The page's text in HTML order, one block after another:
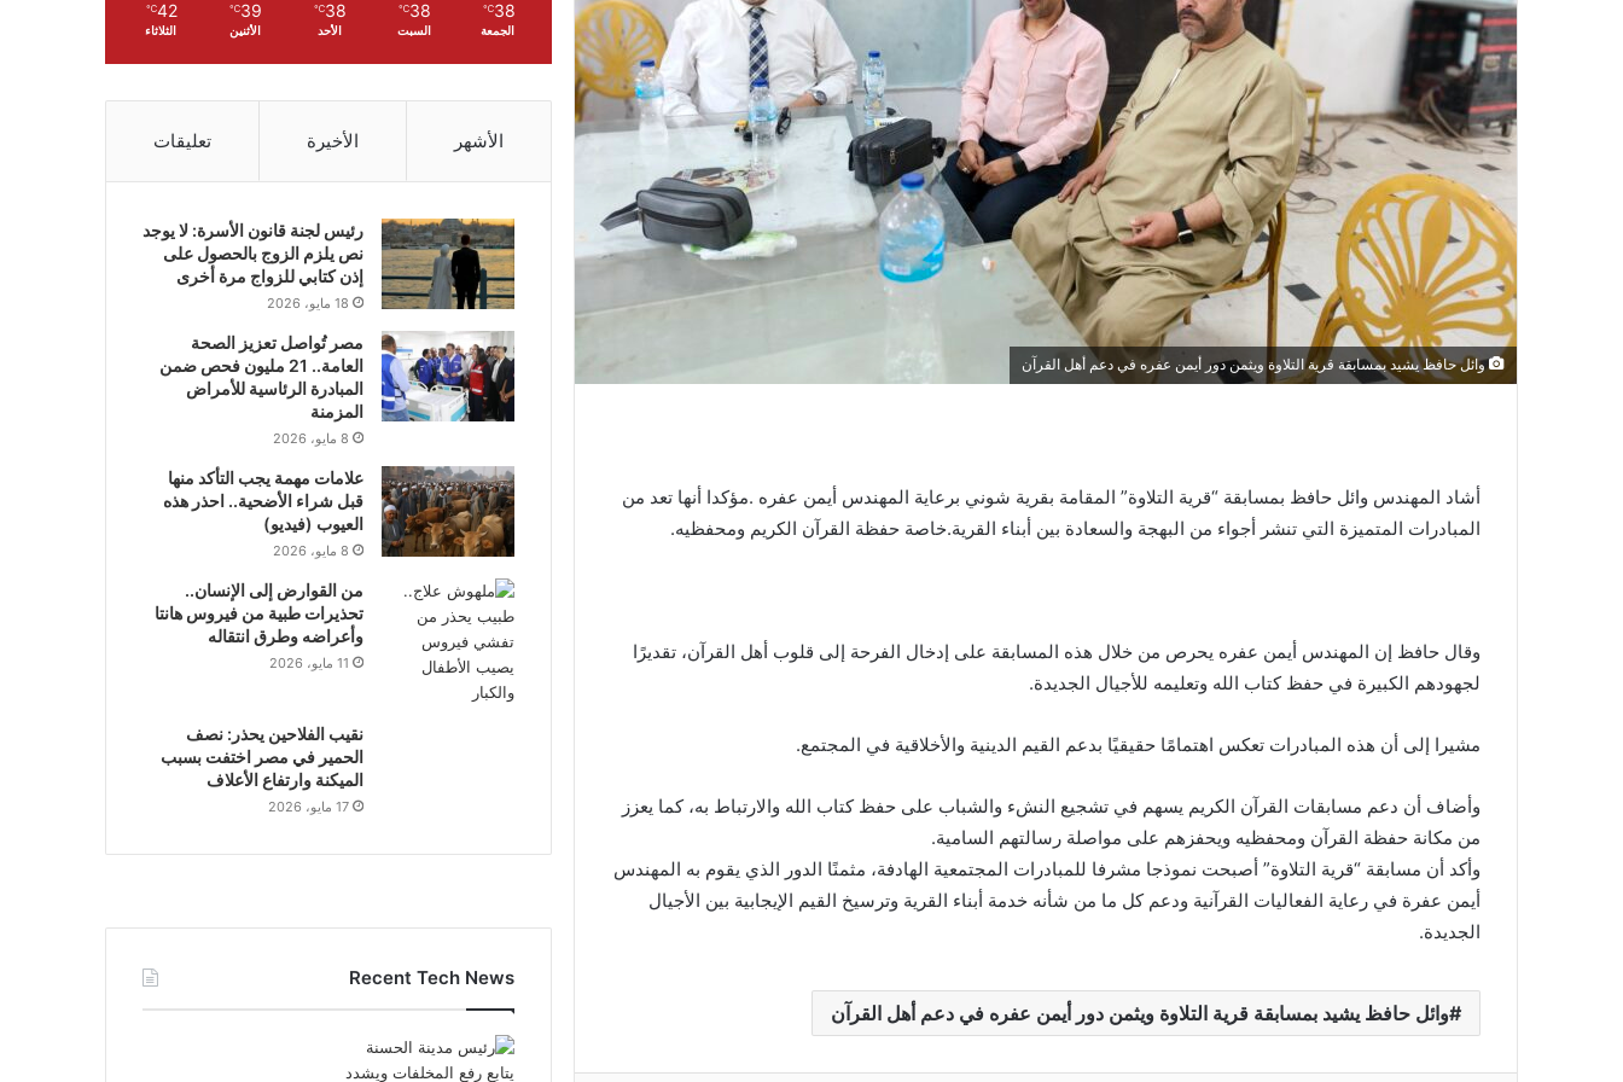
وائل حافظ يشيد بمسابقة قرية التلاوة ويثمن دور أيمن عفره في دعم أهل القرآن
أشاد المهندس وائل حافظ بمسابقة “قرية التلاوة” المقامة بقرية شوني برعاية المهندس أيمن عفره .مؤكدا أنها تعد من
المبادرات المتميزة التي تنشر أجواء من البهجة والسعادة بين أبناء القرية.خاصة حفظة القرآن الكريم ومحفظيه.
وقال حافظ إن المهندس أيمن عفره يحرص من خلال هذه المسابقة على إدخال الفرحة إلى قلوب أهل القرآن، تقديرًا
لجهودهم الكبيرة في حفظ كتاب الله وتعليمه للأجيال الجديدة.
مشيرا إلى أن هذه المبادرات تعكس اهتمامًا حقيقيًا بدعم القيم الدينية والأخلاقية في المجتمع.
وأضاف أن دعم مسابقات القرآن الكريم يسهم في تشجيع النشء والشباب على حفظ كتاب الله والارتباط به، كما يعزز
من مكانة حفظة القرآن ومحفظيه ويحفزهم على مواصلة رسالتهم السامية.
وأكد أن مسابقة “قرية التلاوة” أصبحت نموذجا مشرفا للمبادرات المجتمعية الهادفة، مثمنًا الدور الذي يقوم به المهندس
أيمن عفرة في رعاية الفعاليات القرآنية ودعم كل ما من شأنه خدمة أبناء القرية وترسيخ القيم الإيجابية بين الأجيال
الجديدة.
وائل حافظ يشيد بمسابقة قرية التلاوة ويثمن دور أيمن عفره في دعم أهل القرآن
38
℃
الجمعة
38
℃
السبت
38
℃
الأحد
39
℃
الأثنين
42
℃
الثلاثاء
الأشهر الأخيرة تعليقات
رئيس لجنة قانون الأسرة: لا يوجد
نص يلزم الزوج بالحصول على
إذن كتابي للزواج مرة أخرى
18 مايو، 2026
مصر تُواصل تعزيز الصحة
العامة.. 21 مليون فحص ضمن
المبادرة الرئاسية للأمراض
المزمنة
8 مايو، 2026
علامات مهمة يجب التأكد منها
قبل شراء الأضحية.. احذر هذه
العيوب (فيديو)
8 مايو، 2026
من القوارض إلى الإنسان..
تحذيرات طبية من فيروس هانتا
وأعراضه وطرق انتقاله
11 مايو، 2026
نقيب الفلاحين يحذر: نصف
الحمير في مصر اختفت بسبب
الميكنة وارتفاع الأعلاف
17 مايو، 2026
Recent Tech News